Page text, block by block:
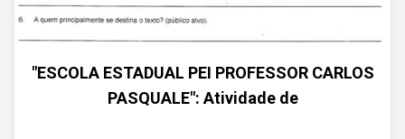
"ESCOLA ESTADUAL PEI PROFESSOR CARLOS
PASQUALE": Atividade de